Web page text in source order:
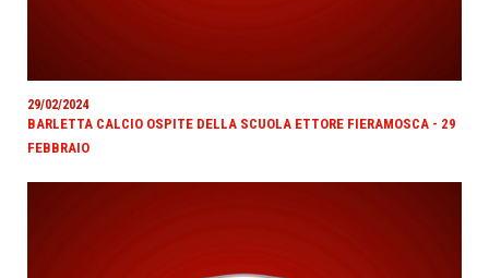
29/02/2024
BARLETTA CALCIO OSPITE DELLA SCUOLA ETTORE FIERAMOSCA - 29
FEBBRAIO